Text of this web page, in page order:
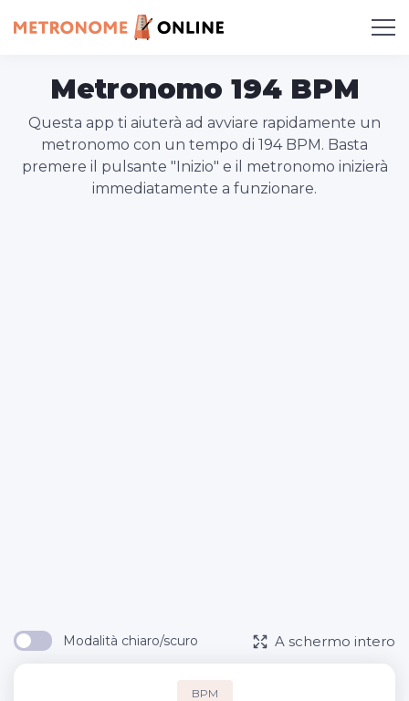
Metronomo 194 BPM
Questa app ti aiuterà ad avviare rapidamente un
metronomo con un tempo di 194 BPM. Basta
premere il pulsante "Inizio" e il metronomo inizierà
immediatamente a funzionare.
Modalità chiaro/scuro A schermo intero
BPM